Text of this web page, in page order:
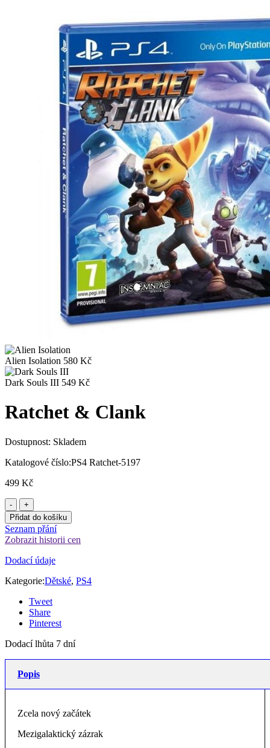
Alien Isolation 580 Kč
Dark Souls III 549 Kč
Ratchet & Clank
Dostupnost: Skladem
Katalogové číslo:PS4 Ratchet-5197
499 Kč
Přidat do košíku
Seznam přání
Zobrazit historii cen
Dodací údaje
Kategorie:Dětské, PS4
Tweet
Share
Pinterest
Dodací lhůta 7 dní
Popis
Zcela nový začátek
Mezigalaktický zázrak